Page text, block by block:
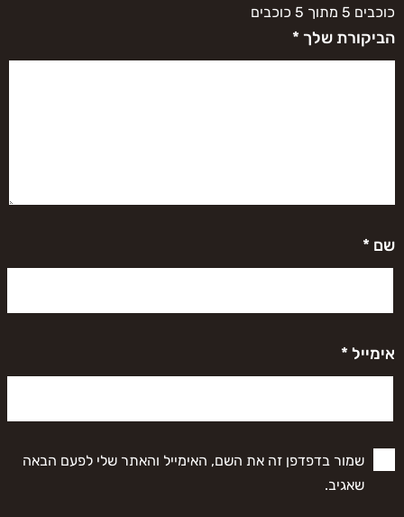
כוכבים 5 מתוך 5 כוכבים
הביקורת שלך *
שם *
אימייל *
שמור בדפדפן זה את השם, האימייל והאתר שלי לפעם הבאה
שאגיב.